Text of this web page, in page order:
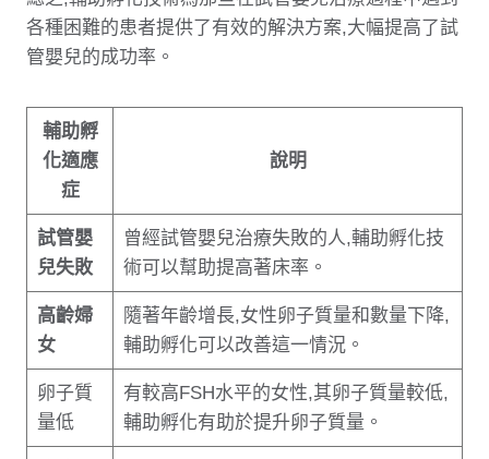
各種困難的患者提供了有效的解決方案,大幅提高了試
管嬰兒的成功率。
輔助孵
化適應
症
說明
試管嬰
兒失敗
曾經試管嬰兒治療失敗的人,輔助孵化技
術可以幫助提高著床率。
高齡婦
女
隨著年齡增長,女性卵子質量和數量下降,
輔助孵化可以改善這一情況。
卵子質
量低
有較高FSH水平的女性,其卵子質量較低,
輔助孵化有助於提升卵子質量。